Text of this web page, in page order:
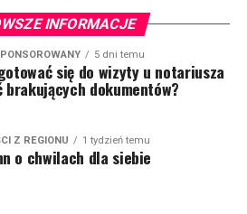
INFORMACJE
5 dni temu
się do wizyty u notariusza
brakujących dokumentów?
Z REGIONU 1 tydzień temu
o chwilach dla siebie